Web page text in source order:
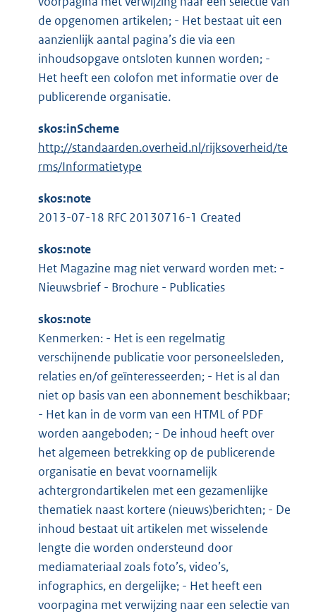
de opgenomen artikelen; - Het bestaat uit een
aanzienlijk aantal pagina’s die via een
inhoudsopgave ontsloten kunnen worden; -
Het heeft een colofon met informatie over de
publicerende organisatie.
skos:inScheme
http://standaarden.overheid.nl/rijksoverheid/te
rms/Informatietype
skos:note
2013-07-18 RFC 20130716-1 Created
skos:note
Het Magazine mag niet verward worden met: -
Nieuwsbrief - Brochure - Publicaties
skos:note
Kenmerken: - Het is een regelmatig
verschijnende publicatie voor personeelsleden,
relaties en/of geïnteresseerden; - Het is al dan
niet op basis van een abonnement beschikbaar;
- Het kan in de vorm van een HTML of PDF
worden aangeboden; - De inhoud heeft over
het algemeen betrekking op de publicerende
organisatie en bevat voornamelijk
achtergrondartikelen met een gezamenlijke
thematiek naast kortere (nieuws)berichten; - De
inhoud bestaat uit artikelen met wisselende
lengte die worden ondersteund door
mediamateriaal zoals foto’s, video’s,
infographics, en dergelijke; - Het heeft een
voorpagina met verwijzing naar een selectie van